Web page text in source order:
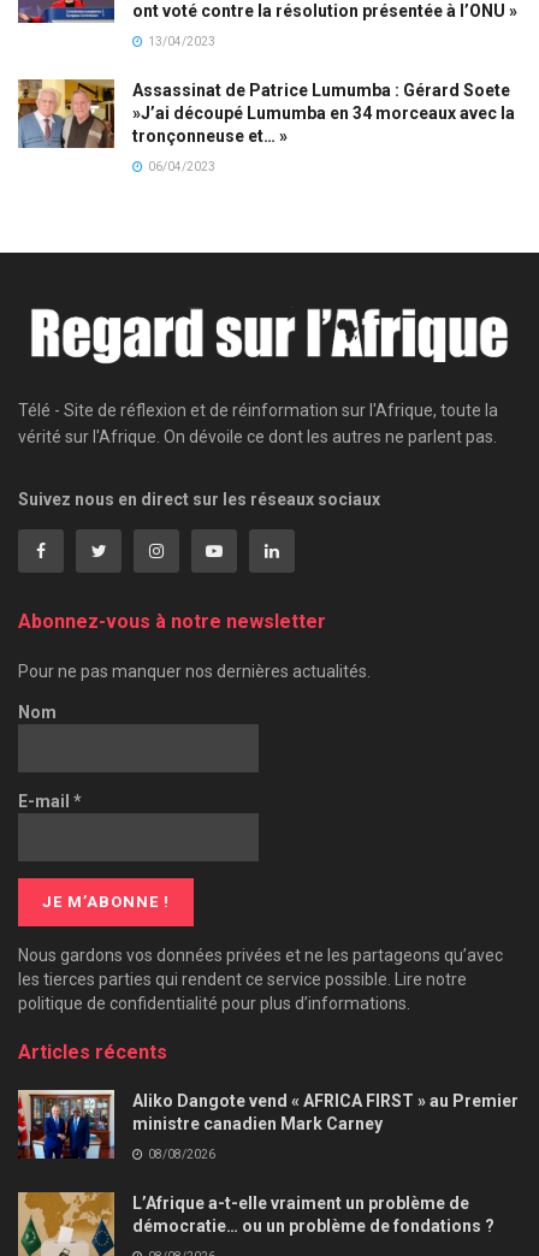
ont voté contre la résolution présentée à l’ONU »
13/04/2023
Assassinat de Patrice Lumumba : Gérard Soete
»J’ai découpé Lumumba en 34 morceaux avec la
tronçonneuse et… »
06/04/2023
Télé - Site de réflexion et de réinformation sur l'Afrique, toute la
vérité sur l'Afrique. On dévoile ce dont les autres ne parlent pas.
Suivez nous en direct sur les réseaux sociaux
Abonnez-vous à notre newsletter
Pour ne pas manquer nos dernières actualités.
Nom
E-mail *
Nous gardons vos données privées et ne les partageons qu’avec
les tierces parties qui rendent ce service possible. Lire notre
politique de confidentialité pour plus d’informations.
Articles récents
Aliko Dangote vend « AFRICA FIRST » au Premier
ministre canadien Mark Carney
08/08/2026
L’Afrique a-t-elle vraiment un problème de
démocratie… ou un problème de fondations ?